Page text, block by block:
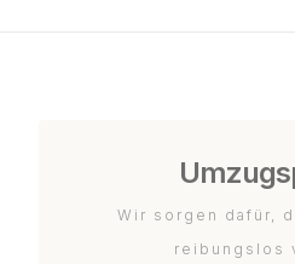
Wir sorgen dafür,
reibungslos